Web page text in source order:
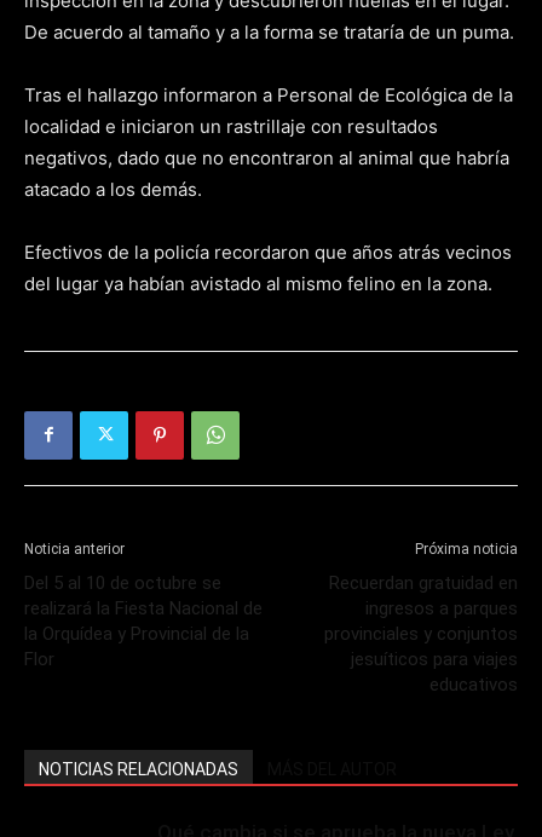
De acuerdo al tamaño y a la forma se trataría de un puma.
Tras el hallazgo informaron a Personal de Ecológica de la
localidad e iniciaron un rastrillaje con resultados
negativos, dado que no encontraron al animal que habría
atacado a los demás.
Efectivos de la policía recordaron que años atrás vecinos
del lugar ya habían avistado al mismo felino en la zona.
Noticia anterior
Del 5 al 10 de octubre se
realizará la Fiesta Nacional de
la Orquídea y Provincial de la
Flor
Próxima noticia
Recuerdan gratuidad en
ingresos a parques
provinciales y conjuntos
jesuíticos para viajes
educativos
NOTICIAS RELACIONADAS